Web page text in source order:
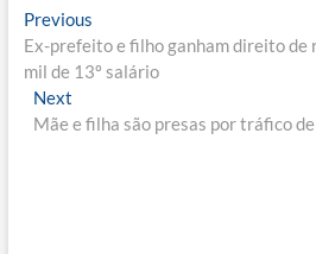
Navegação
de
Post
PreviousPrevious
post:
Ex-prefeito e filho ganham direito de
mil de 13º salário
Next
post:
Mãe e filha são presas por tráfico